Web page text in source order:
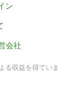
ン
会社
る収益を得ていま